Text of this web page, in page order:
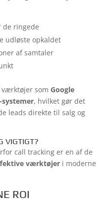
de ringede
udløste opkaldet
af samtaler
værktøjer som Google
systemer, hvilket gør det
leads direkte til salg og
VIGTIGT?
call tracking er en af de
værktøjer i moderne
ROI